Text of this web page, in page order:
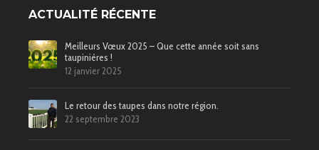
ACTUALITÉ RÉCENTE
Meilleurs Vœux 2025 – Que cette année soit sans
taupinières !
12 janvier 2025
Le retour des taupes dans notre région.
22 septembre 2023